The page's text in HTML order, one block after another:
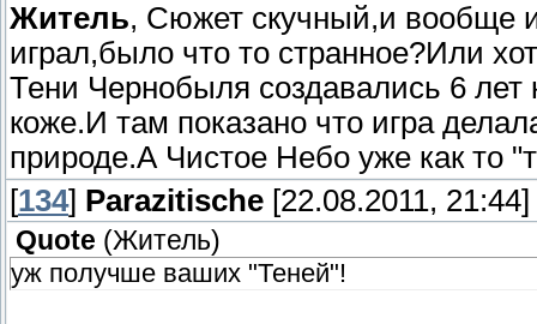
Житель, Сюжет скучный,и вообще
играл,было что то странное?Или
Тени Чернобыля создавались 6 лет
коже.И там показано что игра
природе.А Чистое Небо уже как то
[134] Parazitische [22.08.2011, 21:44]
Quote (Житель)
уж получше ваших "Теней"!